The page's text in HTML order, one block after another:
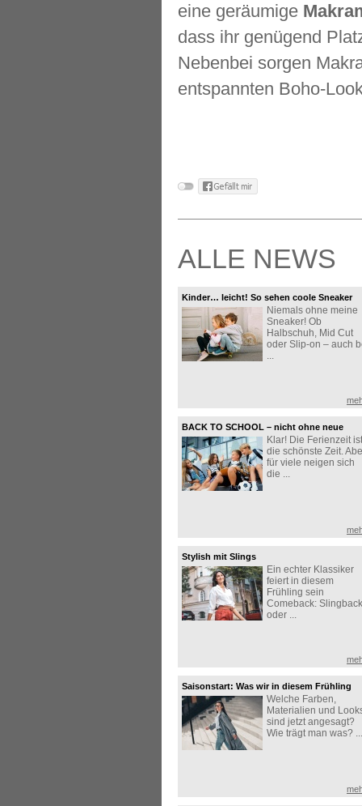
eine geräumige
dass ihr genügend
Nebenbei sorgen
entspannten Boho-
ALLE NEWS
Kinder… leicht! So sehen coole Sneaker
aus!
Niemals ohne meine
Sneaker! Ob
Halbschuh, Mid Cut
oder Slip-on – auch
...
BACK TO SCHOOL – nicht ohne neue
Sneaker!
Klar! Die Ferienzeit ist
die schönste Zeit.
für viele neigen sich
die ...
Stylish mit Slings
Ein echter Klassiker
feiert in diesem
Frühling sein
Comeback:
oder ...
Saisonstart: Was wir in diesem Frühling
lieben!
Welche Farben,
Materialien und
sind jetzt angesagt?
Wie trägt man was? ...